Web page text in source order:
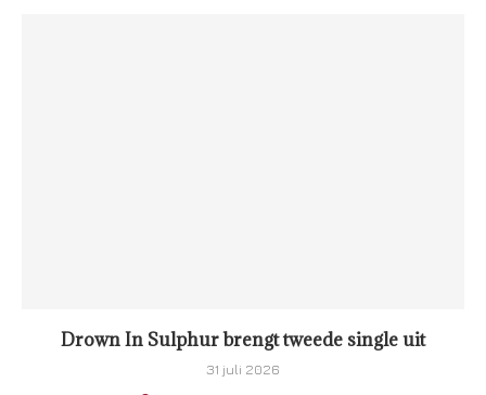
Drown In Sulphur brengt tweede single uit
31 juli 2026